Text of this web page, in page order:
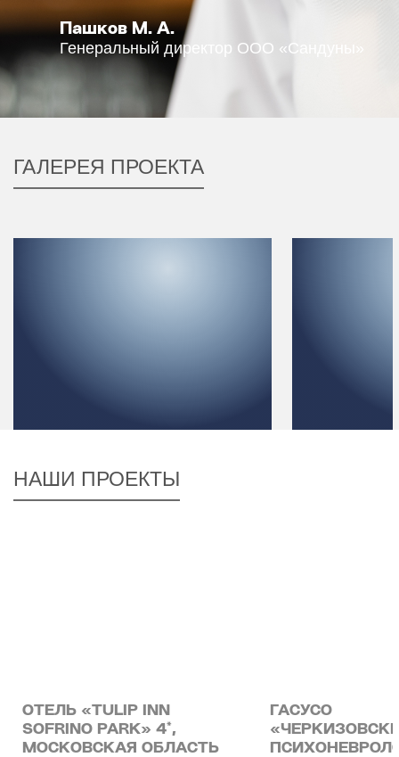
Пашков М. А.
Генеральный директор ООО «Сандуны»
ГАЛЕРЕЯ ПРОЕКТА
НАШИ ПРОЕКТЫ
ОТЕЛЬ «TULIP INN
SOFRINO PARK» 4*,
МОСКОВСКАЯ ОБЛАСТЬ
ГАСУСО